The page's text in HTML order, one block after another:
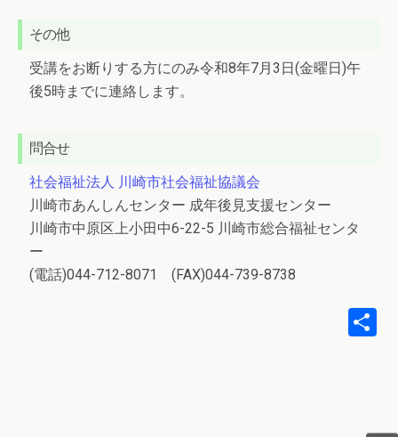
その他
受講をお断りする方にのみ令和8年7月3日(金曜日)午
後5時までに連絡します。
問合せ
社会福祉法人 川崎市社会福祉協議会
川崎市あんしんセンター 成年後見支援センター
川崎市中原区上小田中6-22-5 川崎市総合福祉センタ
ー
(電話)044-712-8071 (FAX)044-739-8738